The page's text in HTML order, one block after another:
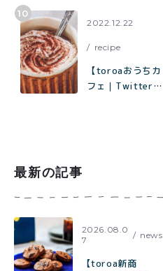
2022.12.22
recipe
【toroaおうちカ
フェ｜Twitterで
最新の記事
2026.08.0
7
news
【toroa新商